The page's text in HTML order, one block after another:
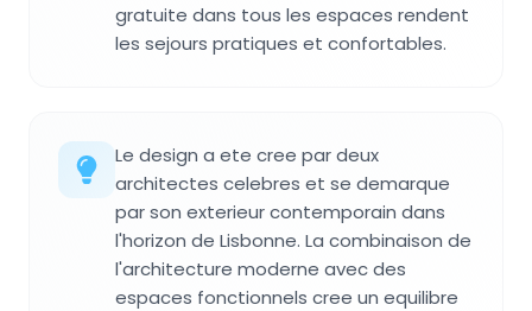
gratuite dans tous les espaces rendent
les sejours pratiques et confortables.
Le design a ete cree par deux
architectes celebres et se demarque
par son exterieur contemporain dans
l'horizon de Lisbonne. La combinaison de
l'architecture moderne avec des
espaces fonctionnels cree un equilibre